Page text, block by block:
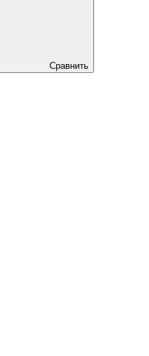
Сравнить